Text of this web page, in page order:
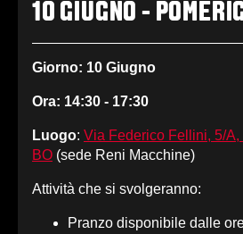
10 GIUGNO -
Giorno: 10 Giugno
Ora: 14:30 - 17:30
Luogo: Via Federico Fellini, 5/A,
BO (sede Reni Macchine)
Attività che si svolgeranno:
Pranzo disponibile dalle